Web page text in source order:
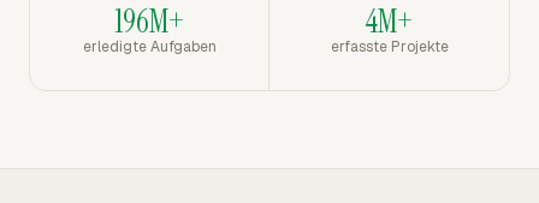
196M+
erledigte Aufgaben
4M+
erfasste Projekte